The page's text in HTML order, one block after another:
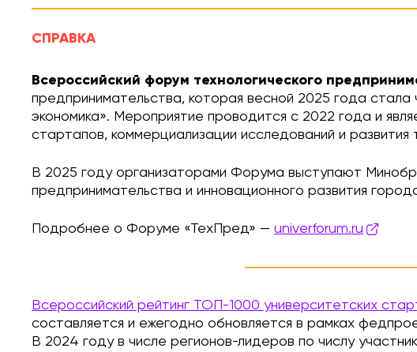
СПРАВКА
Всероссийский форум технологического
предпринимательства, которая весной 2025 года
экономика». Мероприятие проводится с 2022 года и
стартапов, коммерциализации исследований и
В 2025 году организаторами Форума выступают
предпринимательства и инновационного развития
Подробнее о Форуме «ТехПред» — univerforum.ru
Всероссийский рейтинг ТОП-1000 университетских
составляется и ежегодно обновляется в рамках
В 2024 году в числе регионов-лидеров по числу